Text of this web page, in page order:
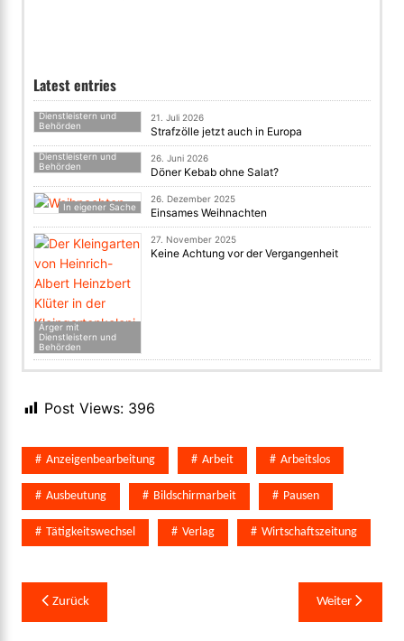
Latest entries
Dienstleistern und
Behörden
21. Juli 2026
Strafzölle jetzt auch in Europa
Ärger mit
Dienstleistern und
Behörden
26. Juni 2026
Döner Kebab ohne Salat?
In eigener Sache
26. Dezember 2025
Einsames Weihnachten
Ärger mit
Dienstleistern und
Behörden
27. November 2025
Keine Achtung vor der Vergangenheit
Post Views: 396
Anzeigenbearbeitung Arbeit Arbeitslos
Ausbeutung Bildschirmarbeit Pausen
Tätigkeitswechsel Verlag Wirtschaftszeitung
Beitragsnavigation
Zurück Weiter